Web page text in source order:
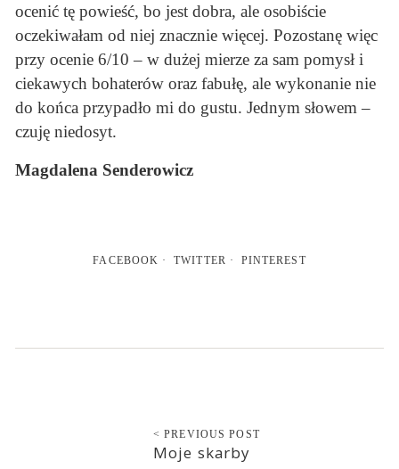
ocenić tę powieść, bo jest dobra, ale osobiście
oczekiwałam od niej znacznie więcej. Pozostanę więc
przy ocenie 6/10 – w dużej mierze za sam pomysł i
ciekawych bohaterów oraz fabułę, ale wykonanie nie
do końca przypadło mi do gustu. Jednym słowem –
czuję niedosyt.
Magdalena Senderowicz
FACEBOOK TWITTER PINTEREST
< PREVIOUS POST
Moje skarby